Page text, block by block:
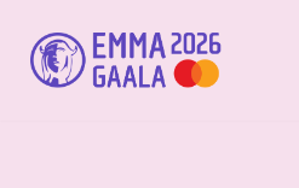
Siirry
suoraan